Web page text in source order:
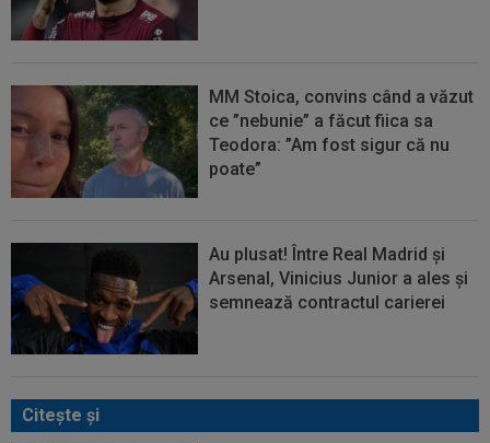
MM Stoica, convins când a văzut
ce ”nebunie” a făcut fiica sa
Teodora: ”Am fost sigur că nu
poate”
Au plusat! Între Real Madrid și
Arsenal, Vinicius Junior a ales și
semnează contractul carierei
Citeşte şi